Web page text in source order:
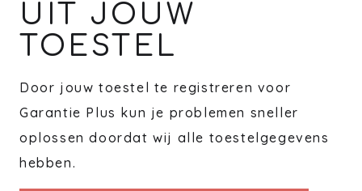
UIT JOUW
TOESTEL
Door jouw toestel te registreren voor
Garantie Plus kun je problemen sneller
oplossen doordat wij alle toestelgegevens
hebben.